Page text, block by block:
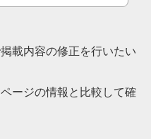
載内容の修正を行いたい
ージの情報と比較して確